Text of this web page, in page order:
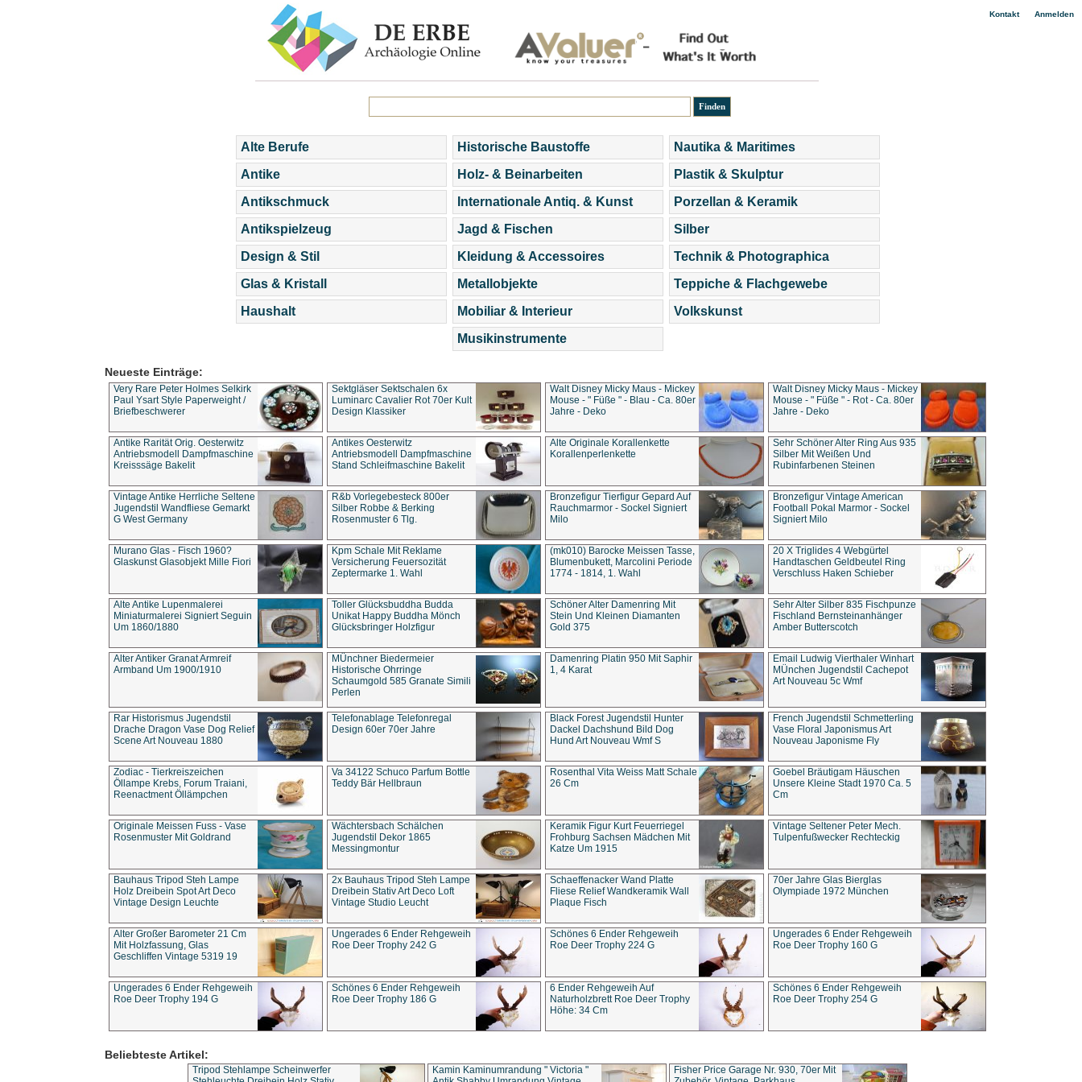
Kontakt| Anmelden
Alte Berufe
Antike
Antikschmuck
Antikspielzeug
Design & Stil
Glas & Kristall
Haushalt
Historische Baustoffe
Holz- & Beinarbeiten
Internationale Antiq. & Kunst
Jagd & Fischen
Kleidung & Accessoires
Metallobjekte
Mobiliar & Interieur
Musikinstrumente
Nautika & Maritimes
Plastik & Skulptur
Porzellan & Keramik
Silber
Technik & Photographica
Teppiche & Flachgewebe
Volkskunst
Neueste Einträge:
Very Rare Peter Holmes Selkirk
Paul Ysart Style Paperweight /
Briefbeschwerer
Sektgläser Sektschalen 6x
Luminarc Cavalier Rot 70er Kult
Design Klassiker
Walt Disney Micky Maus - Mickey
Mouse - " Füße " - Blau - Ca. 80er
Jahre - Deko
Walt Disney Micky Maus - Mickey
Mouse - " Füße " - Rot - Ca. 80er
Jahre - Deko
Antike Rarität Orig. Oesterwitz
Antriebsmodell Dampfmaschine
Kreisssäge Bakelit
Antikes Oesterwitz
Antriebsmodell Dampfmaschine
Stand Schleifmaschine Bakelit
Alte Originale Korallenkette
Korallenperlenkette
Sehr Schöner Alter Ring Aus 935
Silber Mit Weißen Und
Rubinfarbenen Steinen
Vintage Antike Herrliche Seltene
Jugendstil Wandfliese Gemarkt
G West Germany
R&b Vorlegebesteck 800er
Silber Robbe & Berking
Rosenmuster 6 Tlg.
Bronzefigur Tierfigur Gepard Auf
Rauchmarmor - Sockel Signiert
Milo
Bronzefigur Vintage American
Football Pokal Marmor - Sockel
Signiert Milo
Murano Glas - Fisch 1960?
Glaskunst Glasobjekt Mille Fiori
Kpm Schale Mit Reklame
Versicherung Feuersozität
Zeptermarke 1. Wahl
(mk010) Barocke Meissen Tasse,
Blumenbukett, Marcolini Periode
1774 - 1814, 1. Wahl
20 X Triglides 4 Webgürtel
Handtaschen Geldbeutel Ring
Verschluss Haken Schieber
Alte Antike Lupenmalerei
Miniaturmalerei Signiert Seguin
Um 1860/1880
Toller Glücksbuddha Budda
Unikat Happy Buddha Mönch
Glücksbringer Holzfigur
Schöner Alter Damenring Mit
Stein Und Kleinen Diamanten
Gold 375
Sehr Alter Silber 835 Fischpunze
Fischland Bernsteinanhänger
Amber Butterscotch
Alter Antiker Granat Armreif
Armband Um 1900/1910
MÜnchner Biedermeier
Historische Ohrringe
Schaumgold 585 Granate Simili
Perlen
Damenring Platin 950 Mit Saphir
1, 4 Karat
Email Ludwig Vierthaler Winhart
MÜnchen Jugendstil Cachepot
Art Nouveau 5c Wmf
Rar Historismus Jugendstil
Drache Dragon Vase Dog Relief
Scene Art Nouveau 1880
Telefonablage Telefonregal
Design 60er 70er Jahre
Black Forest Jugendstil Hunter
Dackel Dachshund Bild Dog
Hund Art Nouveau Wmf S
French Jugendstil Schmetterling
Vase Floral Japonismus Art
Nouveau Japonisme Fly
Zodiac - Tierkreiszeichen
Öllampe Krebs, Forum Traiani,
Reenactment Öllämpchen
Va 34122 Schuco Parfum Bottle
Teddy Bär Hellbraun
Rosenthal Vita Weiss Matt Schale
26 Cm
Goebel Bräutigam Häuschen
Unsere Kleine Stadt 1970 Ca. 5
Cm
Originale Meissen Fuss - Vase
Rosenmuster Mit Goldrand
Wächtersbach Schälchen
Jugendstil Dekor 1865
Messingmontur
Keramik Figur Kurt Feuerriegel
Frohburg Sachsen Mädchen Mit
Katze Um 1915
Vintage Seltener Peter Mech.
Tulpenfußwecker Rechteckig
Bauhaus Tripod Steh Lampe
Holz Dreibein Spot Art Deco
Vintage Design Leuchte
2x Bauhaus Tripod Steh Lampe
Dreibein Stativ Art Deco Loft
Vintage Studio Leucht
Schaeffenacker Wand Platte
Fliese Relief Wandkeramik Wall
Plaque Fisch
70er Jahre Glas Bierglas
Olympiade 1972 München
Alter Großer Barometer 21 Cm
Mit Holzfassung, Glas
Geschliffen Vintage 5319 19
Ungerades 6 Ender Rehgeweih
Roe Deer Trophy 242 G
Schönes 6 Ender Rehgeweih
Roe Deer Trophy 224 G
Ungerades 6 Ender Rehgeweih
Roe Deer Trophy 160 G
Ungerades 6 Ender Rehgeweih
Roe Deer Trophy 194 G
Schönes 6 Ender Rehgeweih
Roe Deer Trophy 186 G
6 Ender Rehgeweih Auf
Naturholzbrett Roe Deer Trophy
Höhe: 34 Cm
Schönes 6 Ender Rehgeweih
Roe Deer Trophy 254 G
Beliebteste Artikel:
Tripod Stehlampe Scheinwerfer
Kamin Kaminumrandung " Victoria "
Fisher Price Garage Nr. 930, 70er Mit